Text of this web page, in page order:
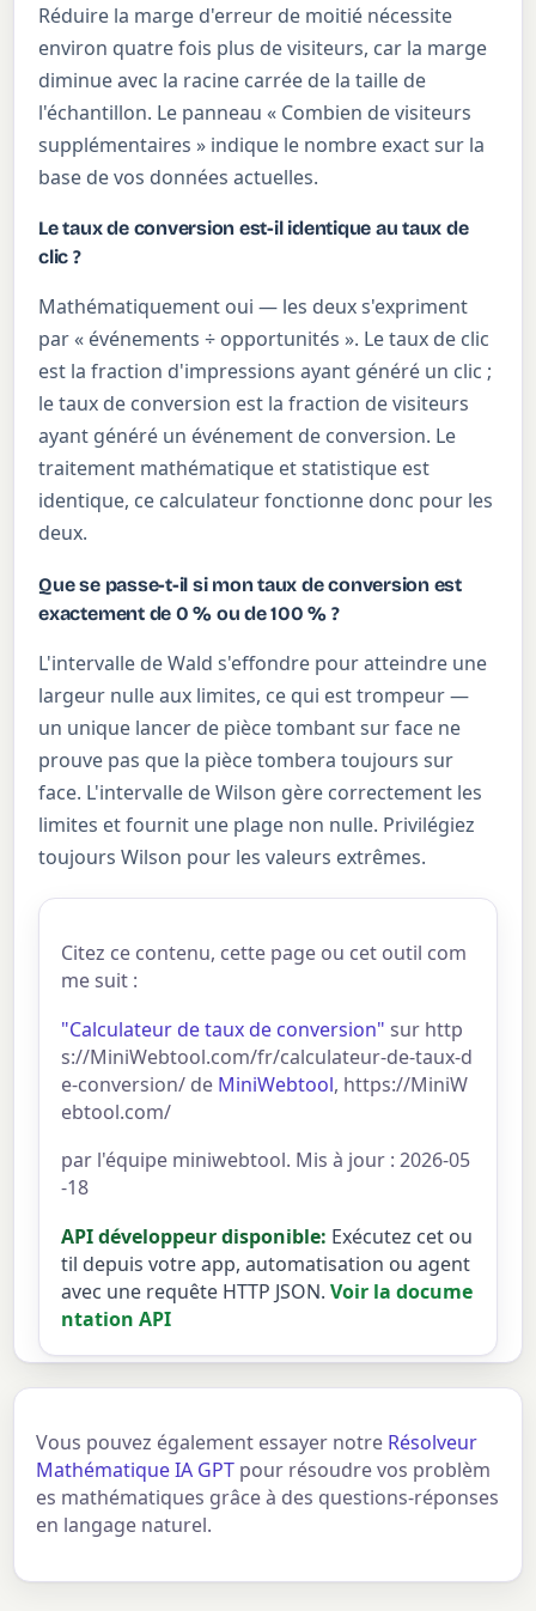
Réduire la marge d'erreur de moitié nécessite
environ quatre fois plus de visiteurs, car la marge
diminue avec la racine carrée de la taille de
l'échantillon. Le panneau « Combien de visiteurs
supplémentaires » indique le nombre exact sur la
base de vos données actuelles.
Le taux de conversion est-il identique au taux de
clic ?
Mathématiquement oui — les deux s'expriment
par « événements ÷ opportunités ». Le taux de clic
est la fraction d'impressions ayant généré un clic ;
le taux de conversion est la fraction de visiteurs
ayant généré un événement de conversion. Le
traitement mathématique et statistique est
identique, ce calculateur fonctionne donc pour les
deux.
Que se passe-t-il si mon taux de conversion est
exactement de 0 % ou de 100 % ?
L'intervalle de Wald s'effondre pour atteindre une
largeur nulle aux limites, ce qui est trompeur —
un unique lancer de pièce tombant sur face ne
prouve pas que la pièce tombera toujours sur
face. L'intervalle de Wilson gère correctement les
limites et fournit une plage non nulle. Privilégiez
toujours Wilson pour les valeurs extrêmes.
Citez ce contenu, cette page ou cet outil com
me suit :
"Calculateur de taux de conversion" sur http
s://MiniWebtool.com/fr/calculateur-de-taux-d
e-conversion/ de MiniWebtool, https://MiniW
ebtool.com/
par l'équipe miniwebtool. Mis à jour : 2026-05
-18
API développeur disponible: Exécutez cet ou
til depuis votre app, automatisation ou agent
avec une requête HTTP JSON. Voir la docume
ntation API
Vous pouvez également essayer notre Résolveur
Mathématique IA GPT pour résoudre vos problèm
es mathématiques grâce à des questions-réponses
en langage naturel.